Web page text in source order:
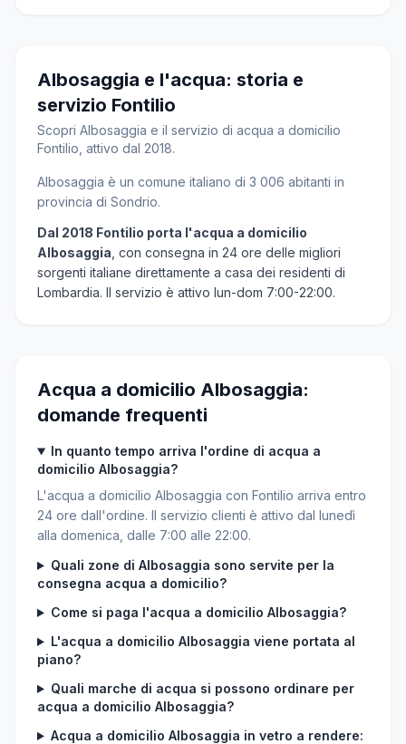
Albosaggia e l'acqua: storia e
servizio Fontilio
Scopri Albosaggia e il servizio di acqua a domicilio
Fontilio, attivo dal 2018.
Albosaggia è un comune italiano di 3 006 abitanti in
provincia di Sondrio.
Dal 2018 Fontilio porta l'acqua a domicilio
Albosaggia , con consegna in 24 ore delle migliori
sorgenti italiane direttamente a casa dei residenti di
Lombardia. Il servizio è attivo lun-dom 7:00-22:00.
Acqua a domicilio Albosaggia:
domande frequenti
In quanto tempo arriva l'ordine di acqua a
domicilio Albosaggia?
L'acqua a domicilio Albosaggia con Fontilio arriva entro
24 ore dall'ordine. Il servizio clienti è attivo dal lunedì
alla domenica, dalle 7:00 alle 22:00.
Quali zone di Albosaggia sono servite per la
consegna acqua a domicilio?
Come si paga l'acqua a domicilio Albosaggia?
L'acqua a domicilio Albosaggia viene portata al
piano?
Quali marche di acqua si possono ordinare per
acqua a domicilio Albosaggia?
Acqua a domicilio Albosaggia in vetro a rendere: